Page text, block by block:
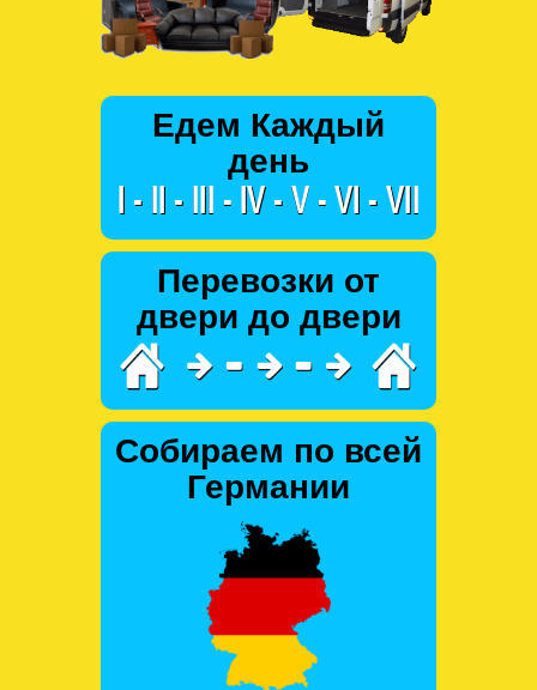
Едем Каждый
день
Перевозки от
двери до двери
Собираем по всей
Германии